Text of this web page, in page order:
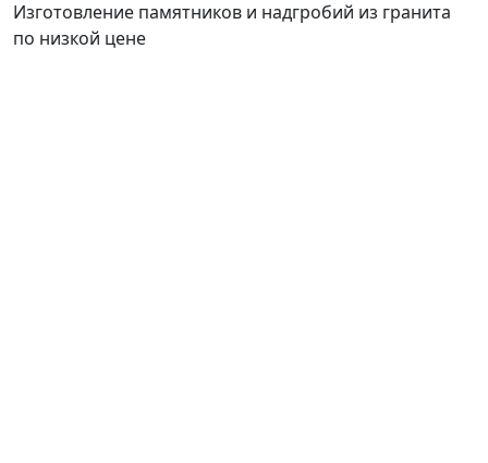
Изготовление памятников и надгробий из гранита
по низкой цене